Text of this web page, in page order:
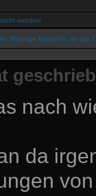
Wichtige Nachricht an die
nach
da